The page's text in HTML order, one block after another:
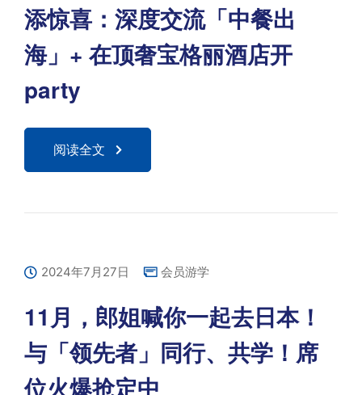
添惊喜：深度交流「中餐出
海」+ 在顶奢宝格丽酒店开
party
阅读全文
2024年7月27日 会员游学
11月，郎姐喊你一起去日本！
与「领先者」同行、共学！席
位火爆抢定中